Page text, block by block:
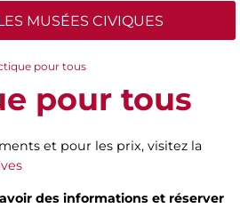
MUSÉES CIVIQUES
pour tous
pour tous
et pour les prix, visitez la
des informations et réserver